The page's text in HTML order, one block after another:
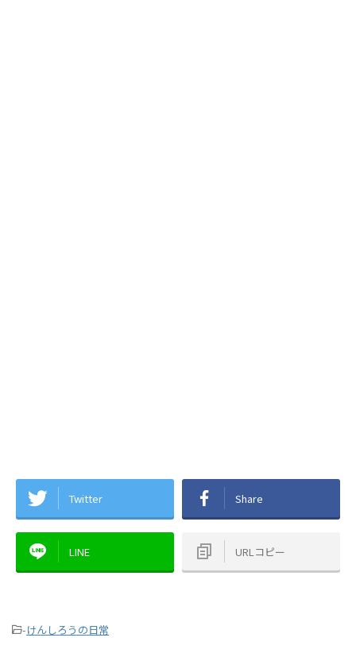
Twitter Share
LINE URLコピー
-けんしろうの日常